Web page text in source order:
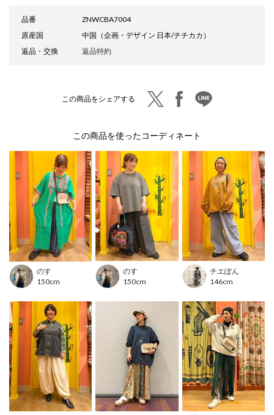
ちょっとしたお出かけや旅行中に、貴重品などを入れるのに丁度よいサ
イズ感。
ユニセックスで使いやすいデザインを採用しているので、老若男女問わ
ず使うことができます。
前面ポケットはマグネットボタンで、開け閉め楽々!簡単に止まるので
1層目は大きめのポケットが付いて仕分けがしやすくこだわりました。
2層目はパスポートやパスケースなど厚みがない物を収納できます。
3層目は中身が見やすいメッシュポケット付きで仕切り代わりになって
とっても便利です。
マチは6cmもあり、コンパクトながらたっぷり収納が可能です。
■カラー
ブラック(ユニセックスで使いやすい程よい存在感のネイティブ柄)
ボルドー(パステルカラーを用いた大人っぽいアフリカンフラワー柄)
アイボリー(カジュアルな女性らしい印象、よく見ると海の生き物が隠
れたペイズリー柄)
ざいます。
※モデル着用写真は光の加減で色差がある場合がございます。
※白背景の商品画像が実物に近い色味となっております。
品番
ZNWCBA7004
原産国
中国（企画・デザイン 日本/チチカカ）
返品・交換
返品特約
この商品をシェアする twitter facebook
この商品を使ったコーディネート
のす
150cm
のす
150cm
チエぽん
146cm